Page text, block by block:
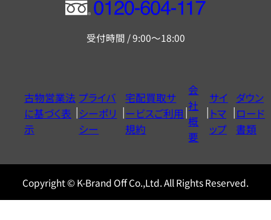
フ
ー
ヤ
ル
0120604117
受付時間 / 9:00～18:00
古物営業法
に基づく表
示
プライバ
シーポリ
シー
宅配買取サ
ービスご利用
規約
会
社
概
要
サイ
トマ
ップ
ダウン
ロード
書類
Copyright © K-Brand Off Co.,Ltd. All Rights Reserved.